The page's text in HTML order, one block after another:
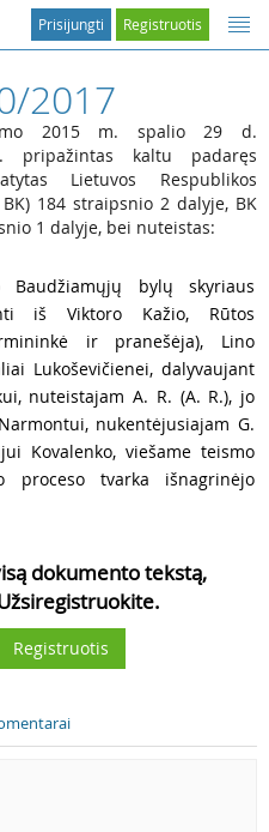
Registruotis
Prisijungti
2017
2015 m. spalio 29 d.
pripažintas kaltu padaręs
Lietuvos Respublikos
184 straipsnio 2 dalyje, BK
1 dalyje, bei nuteistas:
Baudžiamųjų bylų skyriaus
iš Viktoro Kažio, Rūtos
ir pranešėja), Lino
Lukoševičienei, dalyvaujant
nuteistajam A. R. (A. R.), jo
nukentėjusiajam G.
Kovalenko, viešame teismo
proceso tvarka išnagrinėjo
dokumento tekstą,
Registruotis